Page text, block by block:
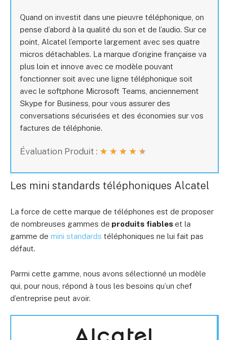
Quand on investit dans une pieuvre téléphonique, on
pense d’abord à la qualité du son et de l’audio. Sur ce
point, Alcatel l’emporte largement avec ses quatre
micros détachables. La marque d’origine française va
plus loin et innove avec ce modèle pouvant
fonctionner soit avec une ligne téléphonique soit
avec le softphone Microsoft Teams, anciennement
Skype for Business, pour vous assurer des
conversations sécurisées et des économies sur vos
factures de téléphonie.
Évaluation Produit : ★ ★ ★ ★ ★
Les mini standards téléphoniques Alcatel
La force de cette marque de téléphones est de proposer
de nombreuses gammes de produits fiables et la
gamme de mini standards téléphoniques ne lui fait pas
défaut.
Parmi cette gamme, nous avons sélectionné un modèle
qui, pour nous, répond à tous les besoins qu’un chef
d’entreprise peut avoir.